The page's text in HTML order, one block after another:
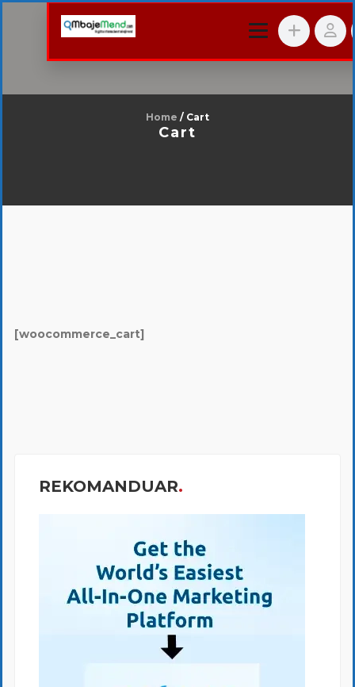
Home / Cart
Cart
[woocommerce_cart]
REKOMANDUAR